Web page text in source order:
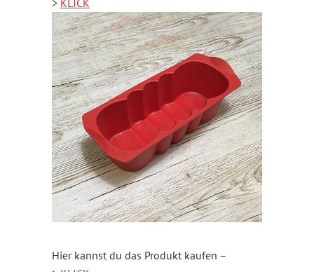
> KLICK
Hier kannst du das Produkt kaufen –